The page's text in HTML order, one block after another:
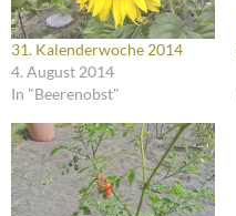
31. Kalenderwoche 2014
4. August 2014
In "Beerenobst"